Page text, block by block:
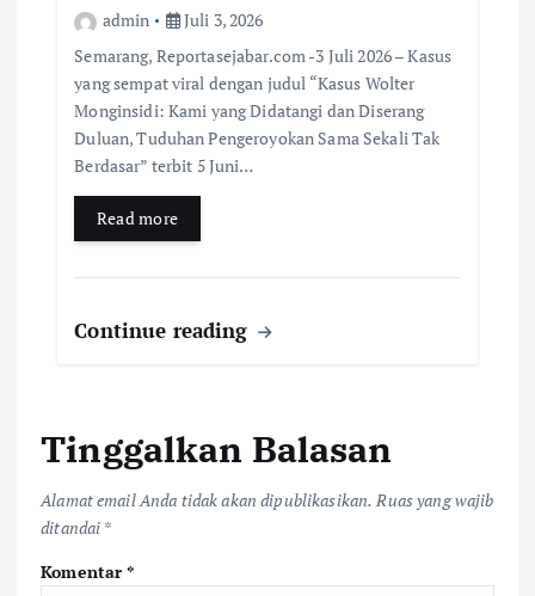
admin
Juli 3, 2026
Semarang, Reportasejabar.com -3 Juli 2026 – Kasus
yang sempat viral dengan judul “Kasus Wolter
Monginsidi: Kami yang Didatangi dan Diserang
Duluan, Tuduhan Pengeroyokan Sama Sekali Tak
Berdasar” terbit 5 Juni…
Read more
Continue reading
Tinggalkan Balasan
Alamat email Anda tidak akan dipublikasikan. Ruas yang wajib
ditandai *
Komentar*